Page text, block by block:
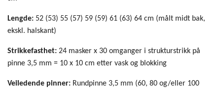
Lengde: 52 (53) 55 (57) 59 (59) 61 (63) 64 cm (målt midt bak,
ekskl. halskant)
Strikkefasthet: 24 masker x 30 omganger i strukturstrikk på
pinne 3,5 mm = 10 x 10 cm etter vask og blokking
Veiledende pinner: Rundpinne 3,5 mm (60, 80 og/eller 100